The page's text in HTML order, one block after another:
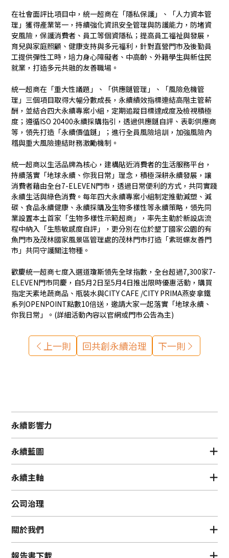
在社會面評比項目中，統一超商在「隱私保護」、「人力資本管
理」獲得產業第一，持續強化資訊安全管理與防護能力，防堵資
安風險，保護消費者、員工等個資隱私；提高員工福祉與發展，
育兒與家庭照顧、健康支持與多元福利，針對直營門市及後勤員
工提供彈性工時，培力身心障礙者、中高齡、外籍學生與新住民
就業，打造多元共融的友善職場。
統一超商在「重大性議題」、「供應鏈管理」、「風險危機管
理」三個項目取得大幅分數成長，永續績效指標連結高階主管薪
酬，並結合四大永續專案小組，定期追蹤目標達成度及檢視積極
度；遵循ISO 20400永續採購指引，透過供應鏈自評、表彰供應商
等，領先打造「永續價值鏈」；進行全員風險培訓，加強風險內
稽與重大風險連結財務激勵機制。
統一超商以生活品牌為核心，建構貼近消費者的生活服務平台，
持續落實「地球永續、你我日常」理念，積極深耕永續發展，讓
消費者藉由全台7-ELEVEN門市，透過日常便利的方式，共同實踐
永續生活與綠色消費。每年四大永續專案小組制定推動減塑、減
碳、食品永續健康、永續採購及生物多樣性等永續策略，領先同
業設置本土首家「生物多樣性示範超商」，率先主動於新設店流
程中納入「生態敏感度自評」，更分別在位於墾丁國家公園的有
魚門市及茂林國家風景區管理處的茂林門市打造「紫斑蝶友善門
市」共同守護關注物種。
歡慶統一超商七度入選道瓊斯領先全球指數，全台超過7,300家7-
ELEVEN門市同慶，自5月2日至5月4日推出限時優惠活動，購買
指定天素地蔬商品、瓶裝水與CITY CAFE /CITY PRIMA燕麥拿鐵
系列OPENPOINT點數10倍送，邀請大家一起落實「地球永續、
你我日常」。(詳細活動內容以官網或門市公告為主)
上一則 回共創永續治理 下一則
永續影響力
永續藍圖
永續主軸
公司治理
關於我們
報告書下載